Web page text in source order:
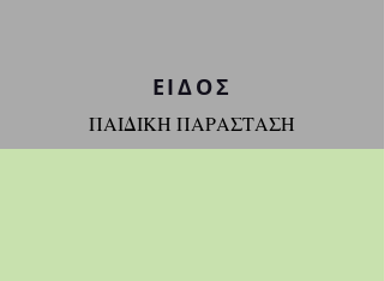
ΕΙΔΟΣ
ΠΑΙΔΙΚΗ ΠΑΡΑΣΤΑΣΗ